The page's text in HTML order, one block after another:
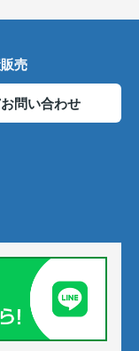
売
お問い合わせ